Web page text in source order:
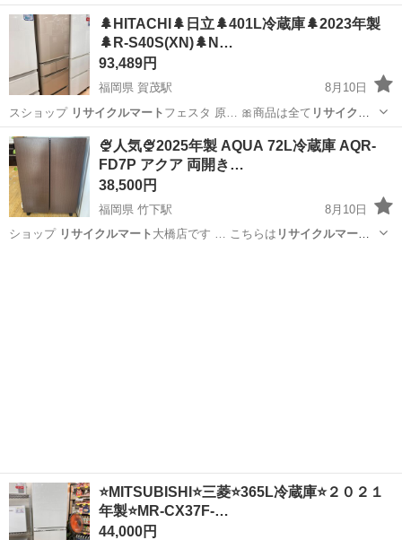
ート千葉八街店 …
千葉 八街市 テレビ 65インチ
🌲HITACHI🌲日立🌲401L冷蔵庫🌲2023年製
🌲R-S40S(XN)🌲N…
93,489円
福岡県 賀茂駅
8月10日
スショップ リサイクルマート フェスタ 原… 🎀商品は全て リサイクル
マート原店店頭での… 舗情報🏢リサイクルマート原店 福… のご相談
は「リサイクルマートフェスタ」…
福岡 福岡市 賀茂駅 キッチン家電
🍨人気🍨2025年製 AQUA 72L冷蔵庫 AQR-
FD7P アクア 両開き…
38,500円
福岡県 竹下駅
8月10日
ショップ リサイクルマート 大橋店です … こちらは リサイクルマート
⭐MITSUBISHI⭐三菱⭐365L冷蔵庫⭐２０２１
年製⭐MR-CX37F-…
44,000円